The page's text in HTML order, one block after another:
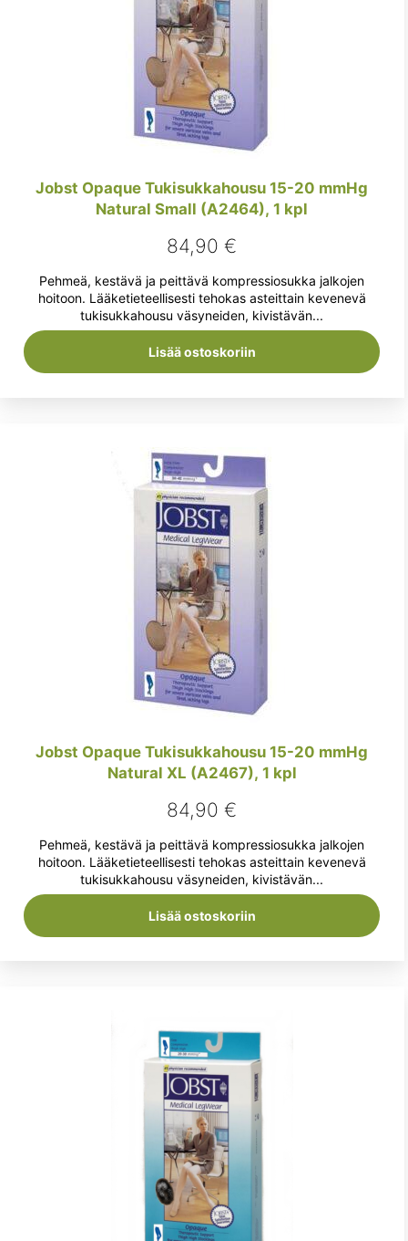
Jobst Opaque Tukisukkahousu 15-20 mmHg
Natural Small (A2464), 1 kpl
84,90€
Pehmeä, kestävä ja peittävä kompressiosukka jalkojen
hoitoon. Lääketieteellisesti tehokas asteittain kevenevä
tukisukkahousu väsyneiden, kivistävän...
Lisää ostoskoriin
Jobst Opaque Tukisukkahousu 15-20 mmHg
Natural XL (A2467), 1 kpl
84,90€
Pehmeä, kestävä ja peittävä kompressiosukka jalkojen
hoitoon. Lääketieteellisesti tehokas asteittain kevenevä
tukisukkahousu väsyneiden, kivistävän...
Lisää ostoskoriin